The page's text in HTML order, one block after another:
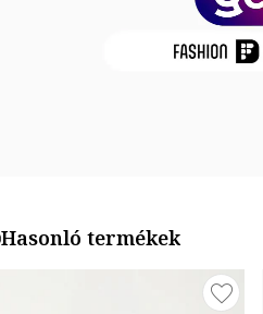
Hasonló termékek